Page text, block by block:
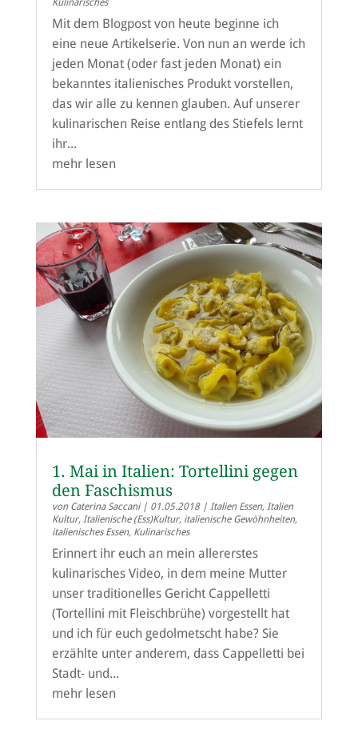
Kulinarisches
Mit dem Blogpost von heute beginne ich
eine neue Artikelserie. Von nun an werde ich
jeden Monat (oder fast jeden Monat) ein
bekanntes italienisches Produkt vorstellen,
das wir alle zu kennen glauben. Auf unserer
kulinarischen Reise entlang des Stiefels lernt
ihr...
mehr lesen
1. Mai in Italien: Tortellini gegen
den Faschismus
von Caterina Saccani| 01.05.2018| Italien Essen, Italien
Kultur, Italienische (Ess)Kultur, italienische Gewöhnheiten,
italienisches Essen, Kulinarisches
Erinnert ihr euch an mein allererstes
kulinarisches Video, in dem meine Mutter
unser traditionelles Gericht Cappelletti
(Tortellini mit Fleischbrühe) vorgestellt hat
und ich für euch gedolmetscht habe? Sie
erzählte unter anderem, dass Cappelletti bei
Stadt- und...
mehr lesen